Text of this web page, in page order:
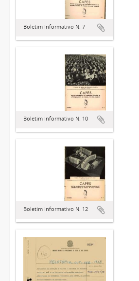
Boletim Informativo N. 7
Boletim Informativo N. 10
Boletim Informativo N. 12